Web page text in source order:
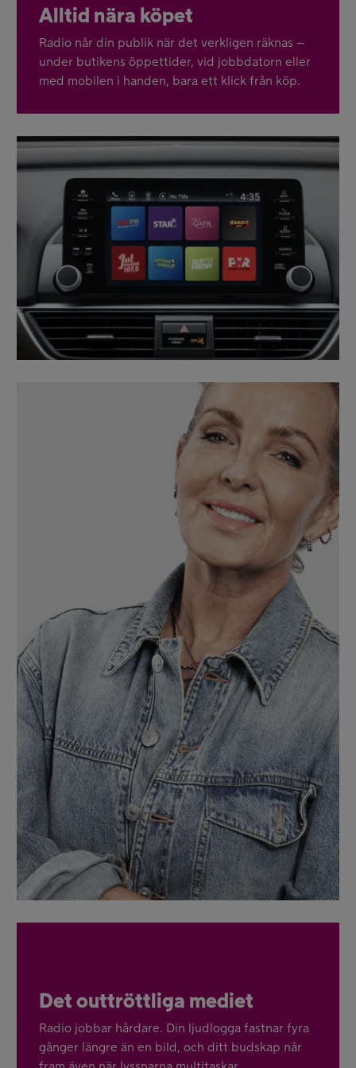
Alltid nära köpet
Radio når din publik när det verkligen räknas –
under butikens öppettider, vid jobbdatorn eller
med mobilen i handen, bara ett klick från köp.
Det outtröttliga mediet
Radio jobbar hårdare. Din ljudlogga fastnar fyra
gånger längre än en bild, och ditt budskap når